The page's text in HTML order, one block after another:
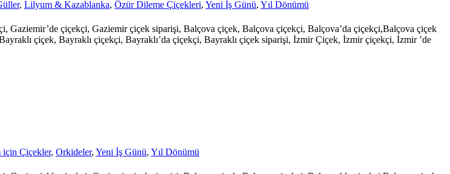
, Lilyum & Kazablanka, Özür Dileme Çiçekleri, Yeni İş Günü, Yıl Dönümü
Gaziemir’de çiçekçi, Gaziemir çiçek siparişi, Balçova çiçek, Balçova çiçekçi, Balçova’da çiçekçi,Balçova çiçek
çiçek, Bayraklı çiçekçi, Bayraklı’da çiçekçi, Bayraklı çiçek siparişi, İzmir Çiçek, İzmir çiçekçi, İzmir ’de
için Çiçekler, Orkideler, Yeni İş Günü, Yıl Dönümü